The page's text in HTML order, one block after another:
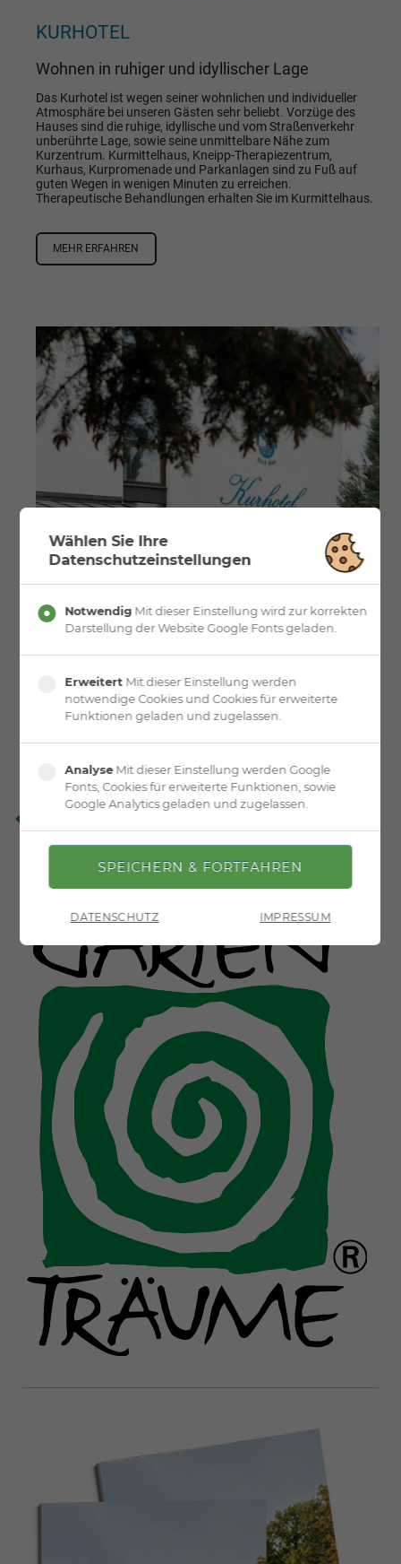
KURHOTEL
Wohnen in ruhiger und idyllischer Lage
Das Kurhotel ist wegen seiner wohnlichen und individueller
Atmosphäre bei unseren Gästen sehr beliebt. Vorzüge des
Hauses sind die ruhige, idyllische und vom Straßenverkehr
unberührte Lage, sowie seine unmittelbare Nähe zum
Kurzentrum. Kurmittelhaus, Kneipp-Therapiezentrum,
Kurhaus, Kurpromenade und Parkanlagen sind zu Fuß auf
guten Wegen in wenigen Minuten zu erreichen.
Therapeutische Behandlungen erhalten Sie im Kurmittelhaus.
MEHR ERFAHREN
Wählen Sie Ihre
Datenschutzeinstellungen
Notwendig Mit dieser Einstellung wird zur korrekten
Darstellung der Website Google Fonts geladen.
Erweitert Mit dieser Einstellung werden
notwendige Cookies und Cookies für erweiterte
Funktionen geladen und zugelassen.
Analyse Mit dieser Einstellung werden Google
Fonts, Cookies für erweiterte Funktionen, sowie
Google Analytics geladen und zugelassen.
DATENSCHUTZ IMPRESSUM